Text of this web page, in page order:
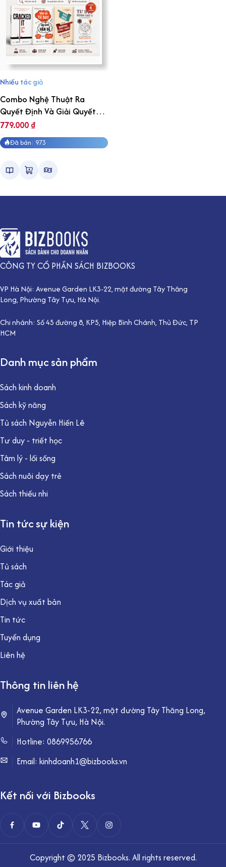
Nhiều tác giả
Combo Nghệ Thuật Ra
Quyết Định Và Giải Quyết
Vấn Đề
779.000₫
Đã bán: 973
CÔNG TY CỔ PHẦN SÁCH BIZBOOKS
VP Hà Nội: Avenue Garden LK3-22, mặt đường Tây Thăng
Long, Phường Tây Tựu, Hà Nội.
Chi nhánh: Số 45 đường 8, KP5, Hiệp Bình Chánh, Thủ Đức, TP
HCM
Danh mục sản phẩm
Sách kinh doanh
Sách kỹ năng
Tủ sách Nguyễn Hiến Lê
Tư duy - triết học
Tâm lý - lối sống
Sách nuôi dạy trẻ
Sách thiếu nhi
Tin tức sự kiện
Giới thiệu
Tủ sách
Tác giả
Dịch vụ xuất bản
Tin tức
Tuyển dụng
Liên hệ
Thông tin liên hệ
Avenue Garden LK3-22, mặt đường Tây Thăng Long,
Phường Tây Tựu, Hà Nội.
Hotline: 0869956766
Email: kinhdoanh1@bizbooks.vn
Kết nối với Bizbooks
Copyright © 2025 Bizbooks. All rights reserved.